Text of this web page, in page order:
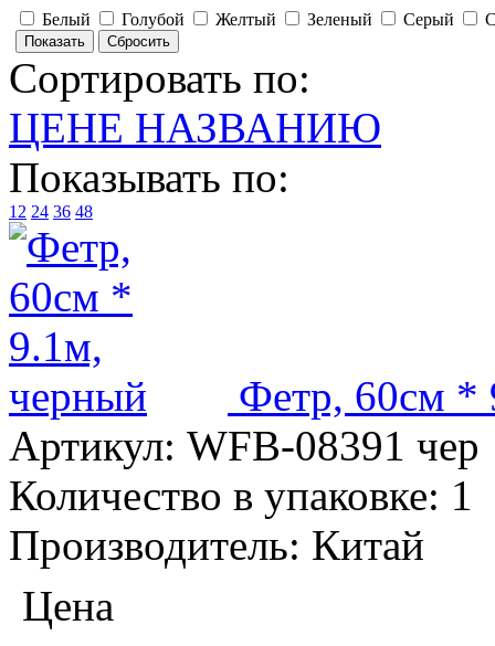
Белый Голубой Желтый Зеленый Серый
Сортировать по:
ЦЕНЕ НАЗВАНИЮ
Показывать по:
12 24 36 48
Фетр, 60см *
Артикул: WFB-08391 чер
Количество в упаковке: 1
Производитель: Китай
Цена